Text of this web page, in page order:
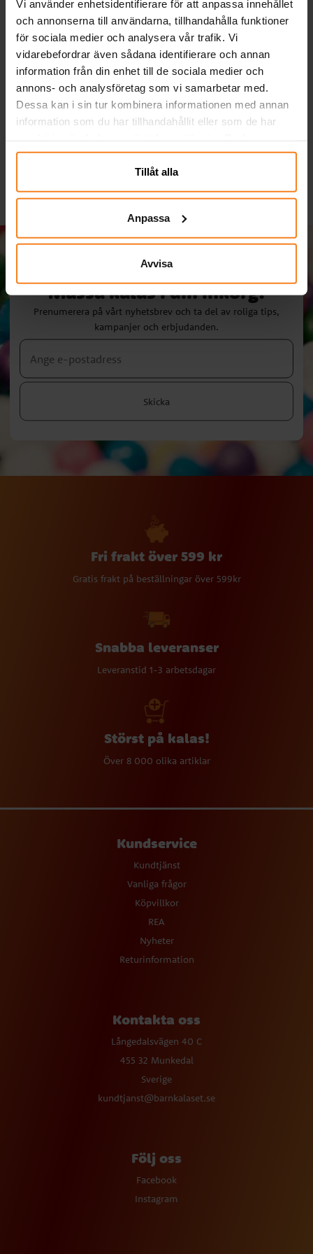
Vi använder enhetsidentifierare för att anpassa innehållet
och annonserna till användarna, tillhandahålla funktioner
för sociala medier och analysera vår trafik. Vi
vidarebefordrar även sådana identifierare och annan
information från din enhet till de sociala medier och
annons- och analysföretag som vi samarbetar med.
Dessa kan i sin tur kombinera informationen med annan
information som du har tillhandahållit eller som de har
närsomhelst ändra ditt samtycke.
Tillåt alla
Anpassa
Avvisa
Serpentiner - Röd
Pris : 19,00 kr
19,00 kr
Ballonger - Röda 10-
pack
Pris:29,00 kr
29,00 kr
Massa kalas i din inkorg!
Prenumerera på vårt nyhetsbrev och ta del av roliga tips,
kampanjer och erbjudanden.
Skicka
Fri frakt över 599 kr
Gratis frakt på beställningar över 599kr
Snabba leveranser
Leveranstid 1-3 arbetsdagar
Störst på kalas!
Över 8 000 olika artiklar
Kundservice
Kundtjänst
Vanliga frågor
Köpvillkor
REA
Nyheter
Returinformation
Kontakta oss
Långedalsvägen 40 C
455 32 Munkedal
Sverige
kundtjanst@barnkalaset.se
Följ oss
Facebook
Instagram